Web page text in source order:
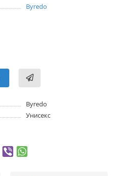
Byredo
Byredo
Унисекс